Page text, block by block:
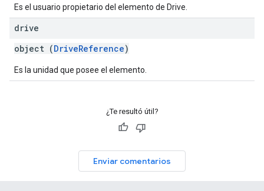
Es el usuario propietario del elemento de Drive.
drive
object (DriveReference)
Es la unidad que posee el elemento.
¿Te resultó útil?
Enviar comentarios